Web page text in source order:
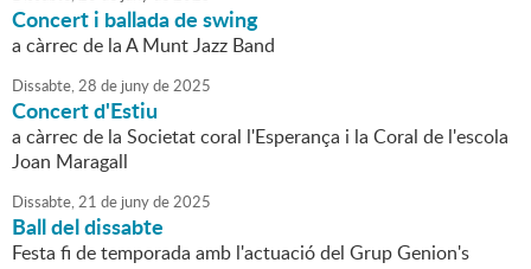
Concert i ballada de swing
a càrrec de la A Munt Jazz Band
Dissabte,28 de junyde2025
Concert d'Estiu
a càrrec de la Societat coral l'Esperança i la Coral de l'escola
Joan Maragall
Dissabte,21 de junyde2025
Ball del dissabte
Festa fi de temporada amb l'actuació del Grup Genion's